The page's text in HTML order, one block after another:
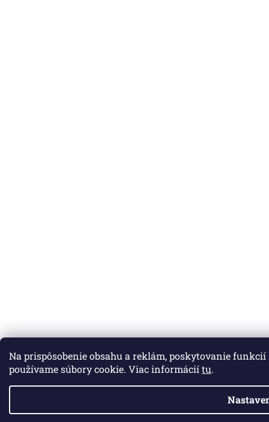
Na prispôsobenie obsahu a reklám, poskytovanie
používame súbory cookie. Viac informáciítu.